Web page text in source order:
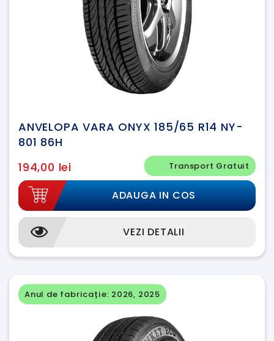
ANVELOPA VARA ONYX 185/65 R14 NY-
801 86H
Transport Gratuit
194,00 lei
ADAUGA IN COS
VEZI DETALII